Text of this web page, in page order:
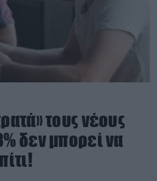
τους νέους
δεν μπορεί να